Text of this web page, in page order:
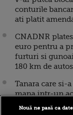
conturile
ati platit
CNADNR
euro pentru a
furturi si
180 km de
Tanara care si-
mana intr-un
a primit daune
Nouă ne pasă ca